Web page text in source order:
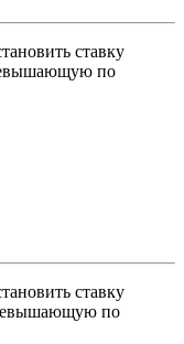
ставку
по
ставку
по